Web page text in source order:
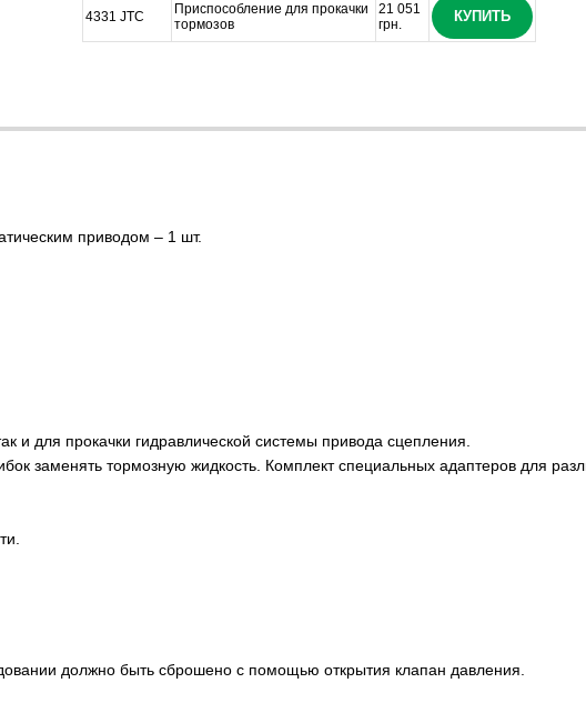
4331 JTC
Приспособление для прокачки
тормозов
21 051
грн.
КУПИТЬ
приводом – 1 шт.
и для прокачки гидравлической системы привода сцепления.
заменять тормозную жидкость. Комплект специальных адаптеров для
должно быть сброшено с помощью открытия клапан давления.